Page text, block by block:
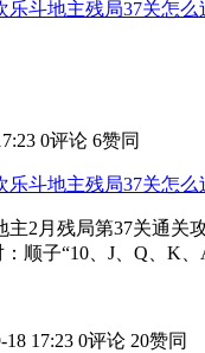
乐斗地主残局37关怎么
0评论 6赞同
乐斗地主残局37关怎么
2月残局第37关通
子“10、J、Q、K
18 17:23 0评论 20赞同